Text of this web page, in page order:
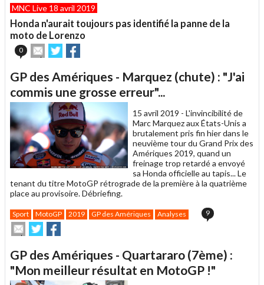
à
un
ami
MNC Live 18 avril 2019
Honda n'aurait toujours pas identifié la panne de la
moto de Lorenzo
0
Envoyer
cet
à
un
ami
Partager
sur sur
GP des Amériques - Marquez (chute) : "J'ai
commis une grosse erreur"...
15 avril 2019 - L'invincibilité de
Marc Marquez aux États-Unis a
brutalement pris fin hier dans le
neuvième tour du Grand Prix des
Amériques 2019, quand un
freinage trop retardé a envoyé
sa Honda officielle au tapis... Le
tenant du titre MotoGP rétrograde de la première à la quatrième
place au provisoire. Débriefing.
Sport MotoGP 2019 GP des Amériques Analyses 9
Envoyer
cet
à
un
ami
Partager
sur
sur
GP des Amériques - Quartararo (7ème) :
"Mon meilleur résultat en MotoGP !"